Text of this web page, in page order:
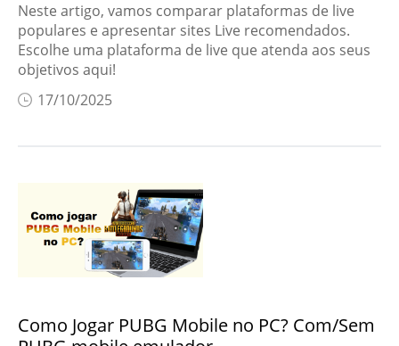
Neste artigo, vamos comparar plataformas de live
populares e apresentar sites Live recomendados.
Escolhe uma plataforma de live que atenda aos seus
objetivos aqui!
17/10/2025
Como Jogar PUBG Mobile no PC? Com/Sem